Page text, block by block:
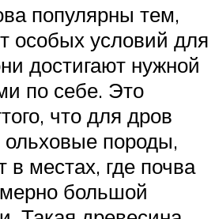
популярны тем,
особых условий для
достигают нужной
по себе. Это
что для дров
ольховые породы,
в местах, где почва
большой